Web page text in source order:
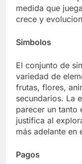
medida que
crece y
Simbolos
El conjunto de
variedad de
frutas, flores,
secundarios. La
parecer un tanto
justifica al
más adelante en
Pagos